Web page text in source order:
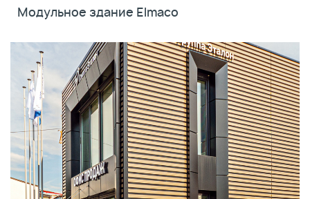
Модульное здание Elmaco